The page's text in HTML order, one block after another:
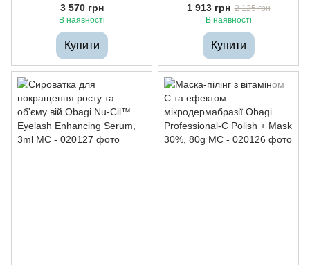
Resurfacing Multi-Acid Peel
Pads, 30pcs
3 570 грн
В наявності
Купити
Spectrum SPF 50 Warm,
85g
1 913 грн 2 125 грн
В наявності
Купити